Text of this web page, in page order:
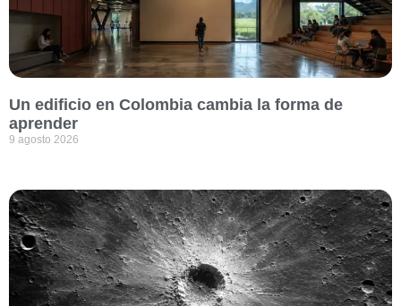
Un edificio en Colombia cambia la forma de
aprender
9 agosto 2026